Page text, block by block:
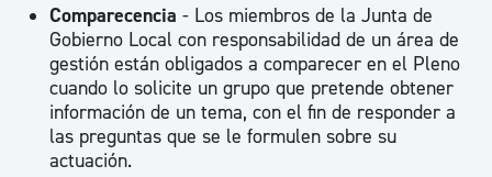
Comparecencia - Los miembros de la Junta de
Gobierno Local con responsabilidad de un área de
gestión están obligados a comparecer en el Pleno
cuando lo solicite un grupo que pretende obtener
información de un tema, con el fin de responder a
las preguntas que se le formulen sobre su
actuación.